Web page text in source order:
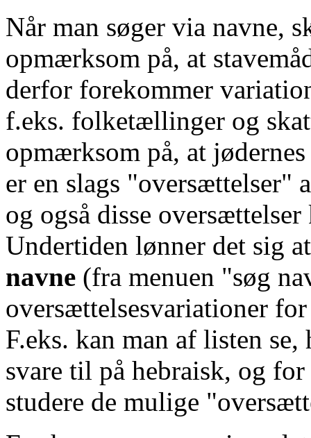
Når man søger via navne,
opmærksom på, at
derfor forekommer
f.eks. folketællinger og
opmærksom på, at
er en slags "oversættelser"
og også disse
Undertiden lønner det sig
navne (fra menuen "søg
oversættelsesvariationer
F.eks. kan man af listen
svare til på hebraisk, og
studere de mulige